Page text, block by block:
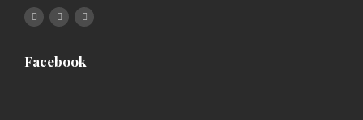
Facebook